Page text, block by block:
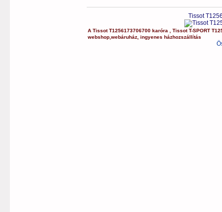
Tissot
ATissot T1256173706700 karóra ,Tissot T-SPORT
webshop ,webáruház ,ingyenes házhozszállítás